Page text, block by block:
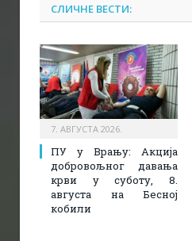
СЛИЧНЕ ВЕСТИ:
7. АВГУСТА 2026.
ПУ у Врању: Акција
добровољног давања
крви у суботу, 8.
августа на Бесној
кобили